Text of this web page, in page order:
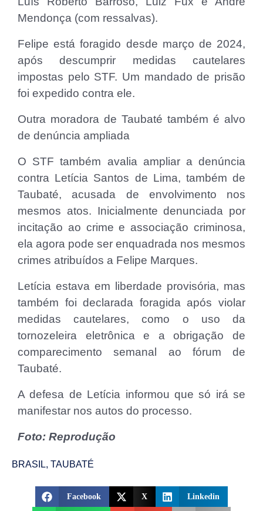
Mendonça (com ressalvas).
Felipe está foragido desde março de 2024,
após descumprir medidas cautelares
impostas pelo STF. Um mandado de prisão
foi expedido contra ele.
Outra moradora de Taubaté também é alvo
de denúncia ampliada
O STF também avalia ampliar a denúncia
contra Letícia Santos de Lima, também de
Taubaté, acusada de envolvimento nos
mesmos atos. Inicialmente denunciada por
incitação ao crime e associação criminosa,
ela agora pode ser enquadrada nos mesmos
crimes atribuídos a Felipe Marques.
Letícia estava em liberdade provisória, mas
também foi declarada foragida após violar
medidas cautelares, como o uso da
tornozeleira eletrônica e a obrigação de
comparecimento semanal ao fórum de
Taubaté.
A defesa de Letícia informou que só irá se
manifestar nos autos do processo.
Foto: Reprodução
BRASIL, TAUBATÉ
Facebook X Linkedin